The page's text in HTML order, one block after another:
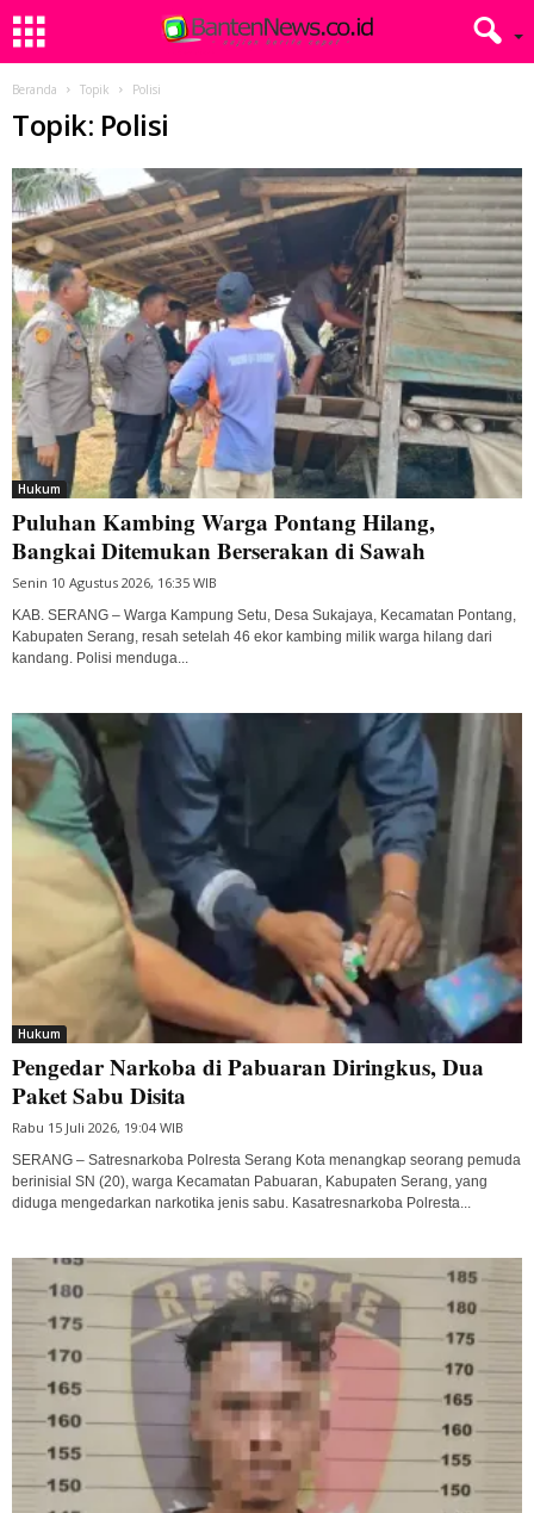
Beranda Topik Polisi
Topik: Polisi
Hukum
Puluhan Kambing Warga Pontang Hilang,
Bangkai Ditemukan Berserakan di Sawah
Senin 10 Agustus 2026, 16:35 WIB
KAB. SERANG – Warga Kampung Setu, Desa Sukajaya, Kecamatan Pontang,
Kabupaten Serang, resah setelah 46 ekor kambing milik warga hilang dari
kandang. Polisi menduga...
Hukum
Pengedar Narkoba di Pabuaran Diringkus, Dua
Paket Sabu Disita
Rabu 15 Juli 2026, 19:04 WIB
SERANG – Satresnarkoba Polresta Serang Kota menangkap seorang pemuda
berinisial SN (20), warga Kecamatan Pabuaran, Kabupaten Serang, yang
diduga mengedarkan narkotika jenis sabu. Kasatresnarkoba Polresta...